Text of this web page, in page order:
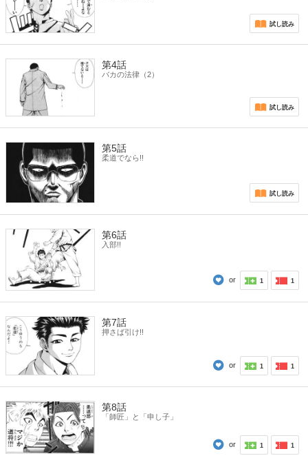
試し読み
第4話
バカの法律（2）
試し読み
第5話
柔道でなら!!
試し読み
第6話
入部!!
or 1 1
第7話
押さば引け!!
or 1 1
第8話
「師匠」と「申し子」
or 1 1